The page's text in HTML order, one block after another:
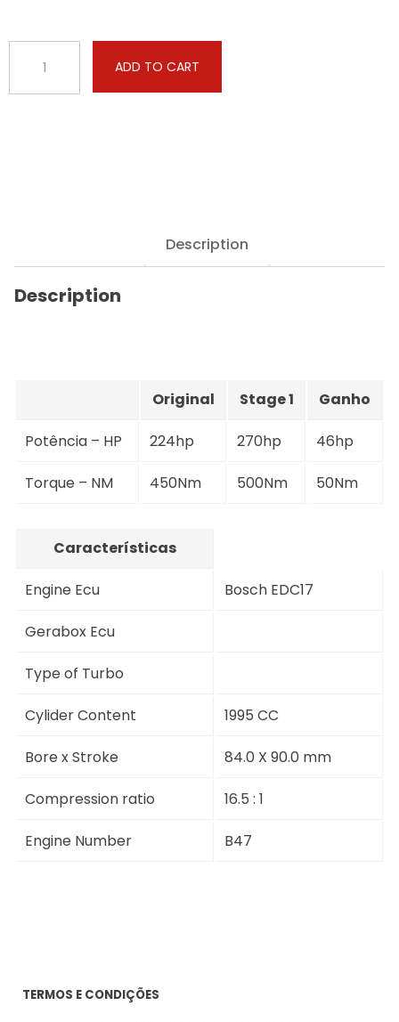
2
quantity
ADD TO CART
Description
Description
Original Stage 1 Ganho
Potência – HP 224hp 270hp 46hp
Torque – NM 450Nm 500Nm 50Nm
Características
Engine Ecu Bosch EDC17
Gerabox Ecu
Type of Turbo
Cylider Content 1995 CC
Bore x Stroke 84.0 X 90.0 mm
Compression ratio 16.5 : 1
Engine Number B47
TERMOS E CONDIÇÕES